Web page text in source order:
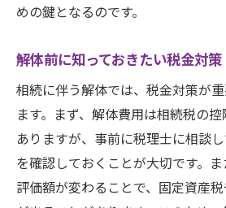
めの鍵となるのです。
解体前に知っておきたい税金対策
相続に伴う解体では、税金対策が
ます。まず、解体費用は相続税の
ありますが、事前に税理士に相談
を確認しておくことが大切です。
評価額が変わることで、固定資産